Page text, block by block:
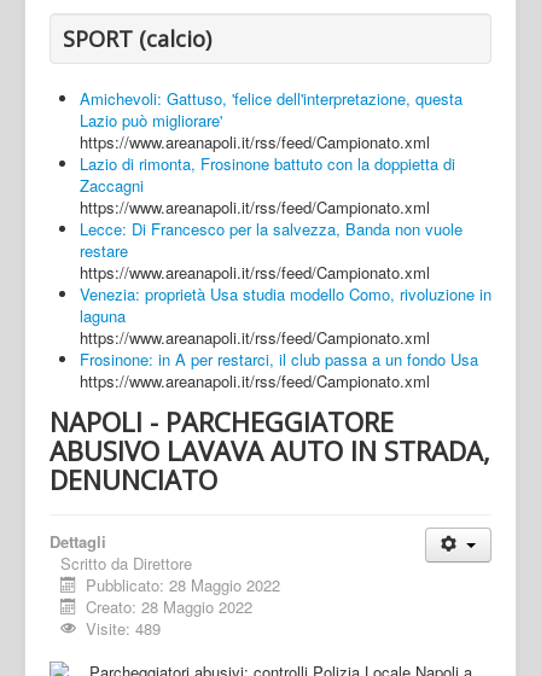
SPORT (calcio)
Amichevoli: Gattuso, 'felice dell'interpretazione, questa
Lazio può migliorare'
https://www.areanapoli.it/rss/feed/Campionato.xml
Lazio di rimonta, Frosinone battuto con la doppietta di
Zaccagni
https://www.areanapoli.it/rss/feed/Campionato.xml
Lecce: Di Francesco per la salvezza, Banda non vuole
restare
https://www.areanapoli.it/rss/feed/Campionato.xml
Venezia: proprietà Usa studia modello Como, rivoluzione in
laguna
https://www.areanapoli.it/rss/feed/Campionato.xml
Frosinone: in A per restarci, il club passa a un fondo Usa
https://www.areanapoli.it/rss/feed/Campionato.xml
NAPOLI - PARCHEGGIATORE
ABUSIVO LAVAVA AUTO IN STRADA,
DENUNCIATO
Dettagli
Scritto da Direttore
Pubblicato: 28 Maggio 2022
Creato: 28 Maggio 2022
Visite: 489